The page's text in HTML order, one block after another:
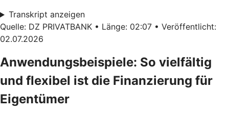
Transkript anzeigen
Quelle: DZ PRIVATBANK • Länge: 02:07 • Veröffentlicht:
02.07.2026
Anwendungsbeispiele: So vielfältig
und flexibel ist die Finanzierung für
Eigentümer